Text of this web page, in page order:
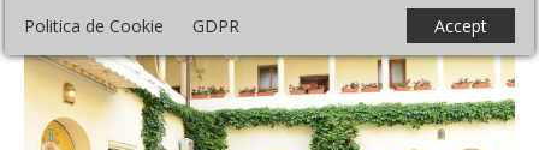
Politica de Cookie GDPR Accept